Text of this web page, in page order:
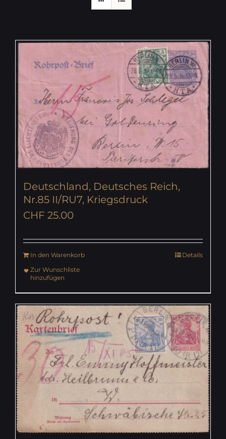
Deutschland, Deutsches Reich,
Nr.85 II/RU7, Kriegsdruck
CHF 25.00
In den Warenkorb
Details
Zur Wunschliste
hinzufügen